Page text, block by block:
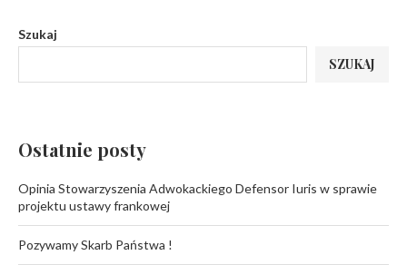
Szukaj
SZUKAJ
Ostatnie posty
Opinia Stowarzyszenia Adwokackiego Defensor Iuris w sprawie
projektu ustawy frankowej
Pozywamy Skarb Państwa !